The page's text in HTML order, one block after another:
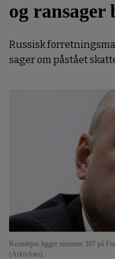
og ransager
Russisk
sager om påstået
Kuzmitjov ligger nummer 397 på
(Arkivfoto).